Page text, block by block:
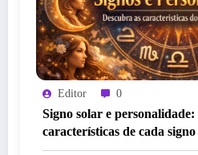
Editor 0
Signo solar e personalidade:
características de cada signo